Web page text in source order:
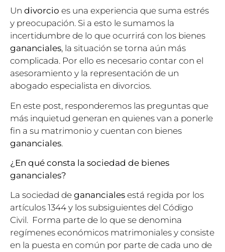
Un divorcio es una experiencia que suma estrés
y preocupación. Si a esto le sumamos la
incertidumbre de lo que ocurrirá con los bienes
gananciales, la situación se torna aún más
complicada. Por ello es necesario contar con el
asesoramiento y la representación de un
abogado especialista en divorcios.
En este post, responderemos las preguntas que
más inquietud generan en quienes van a ponerle
fin a su matrimonio y cuentan con bienes
gananciales.
¿En qué consta la sociedad de bienes
gananciales?
La sociedad de gananciales está regida por los
artículos 1344 y los subsiguientes del Código
Civil. Forma parte de lo que se denomina
regímenes económicos matrimoniales y consiste
en la puesta en común por parte de cada uno de